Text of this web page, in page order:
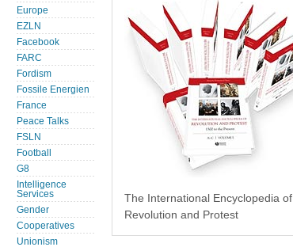
Europe
EZLN
Facebook
FARC
Fordism
Fossile Energien
France
Peace Talks
FSLN
Football
G8
Intelligence
Services
Gender
Cooperatives
Unionism
The International Encyclopedia of
Revolution and Protest